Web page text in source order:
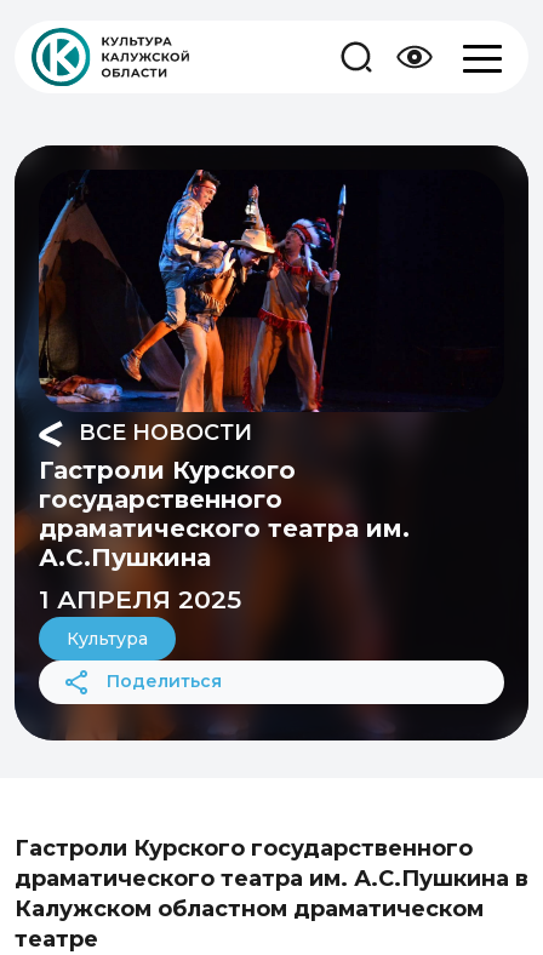
ВСЕ НОВОСТИ
Гастроли Курского
государственного
драматического театра им.
А.С.Пушкина
1 АПРЕЛЯ 2025
Культура
Поделиться
Гастроли Курского государственного
драматического театра им. А.С.Пушкина в
Калужском областном драматическом
театре